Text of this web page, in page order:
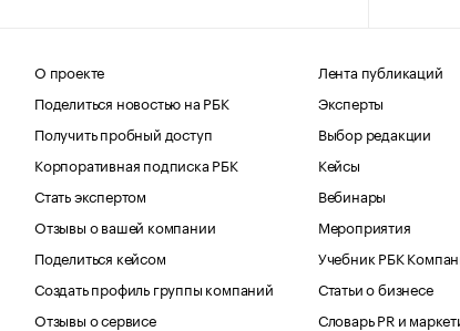
О проекте
Поделиться новостью на РБК
Получить пробный доступ
Корпоративная подписка РБК
Стать экспертом
Отзывы о вашей компании
Поделиться кейсом
Создать профиль группы компаний
Отзывы о сервисе
Лента публикаций
Эксперты
Выбор редакции
Кейсы
Вебинары
Мероприятия
Учебник РБК
Статьи о бизнесе
Словарь PR и